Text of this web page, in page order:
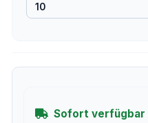
10
Sofort verfügbar